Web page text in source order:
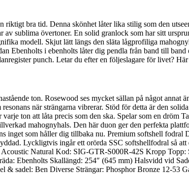
bra tid. Denna skönhet låter lika stilig som den
sublima övertoner. En solid granlock som har sitt
modell. Skjut lätt längs den släta lågprofiliga
Ebenholts i ebenholts låter dig pendla från band till
punch. Letar du efter en följeslagare för livet? Här
ton. Rosewood ses mycket sällan på något annat
när strängarna vibrerar. Stöd för detta är den
ton att låta precis som den ska. Spelar som en dröm
mahognyhals. Den här duon ger den perfekta
inget som håller dig tillbaka nu. Premium softshell
Lyckligtvis ingår ett orörda SSC softshellfodral så
Natural Kod: SIG-GTR-S000R-42S Kropp
Ebenholts Skallängd: 254″ (645 mm) Halsvidd vid
& sadel: Ben Diverse Strängar: Phosphor Bronze 12-53